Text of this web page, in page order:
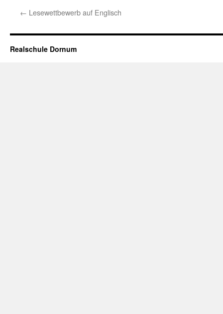
← Lesewettbewerb auf Englisch
Realschule Dornum